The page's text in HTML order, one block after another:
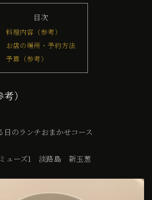
目次
料理内容（参考）
お店の場所・予約方法
予算（参考）
）
日のランチおまかせコース
ューズ1 淡路島 新玉葱